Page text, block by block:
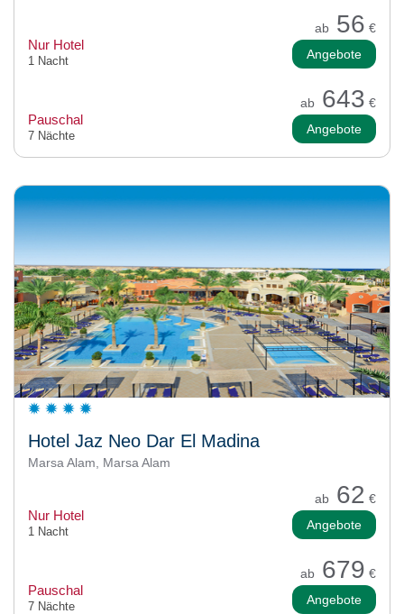
ab 56 €
Nur Hotel
1 Nacht Angebote
ab 643 €
Pauschal
7 Nächte Angebote
Hotel Jaz Neo Dar El Madina
Marsa Alam, Marsa Alam
ab 62 €
Nur Hotel
1 Nacht Angebote
ab 679 €
Pauschal
7 Nächte Angebote